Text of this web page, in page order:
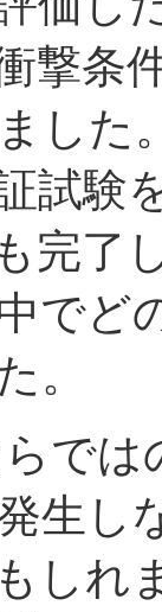
撃条
した
試験
完了
でど
。
は
生し
しれ